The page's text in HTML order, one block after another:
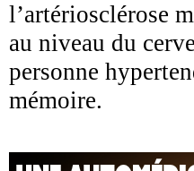
l’artériosclérose
au niveau du
personne
mémoire.